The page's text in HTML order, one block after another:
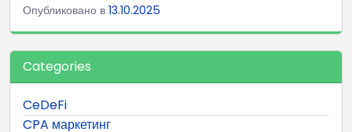
Опубликовано в 13.10.2025
Categories
CeDeFi
CPA маркетинг